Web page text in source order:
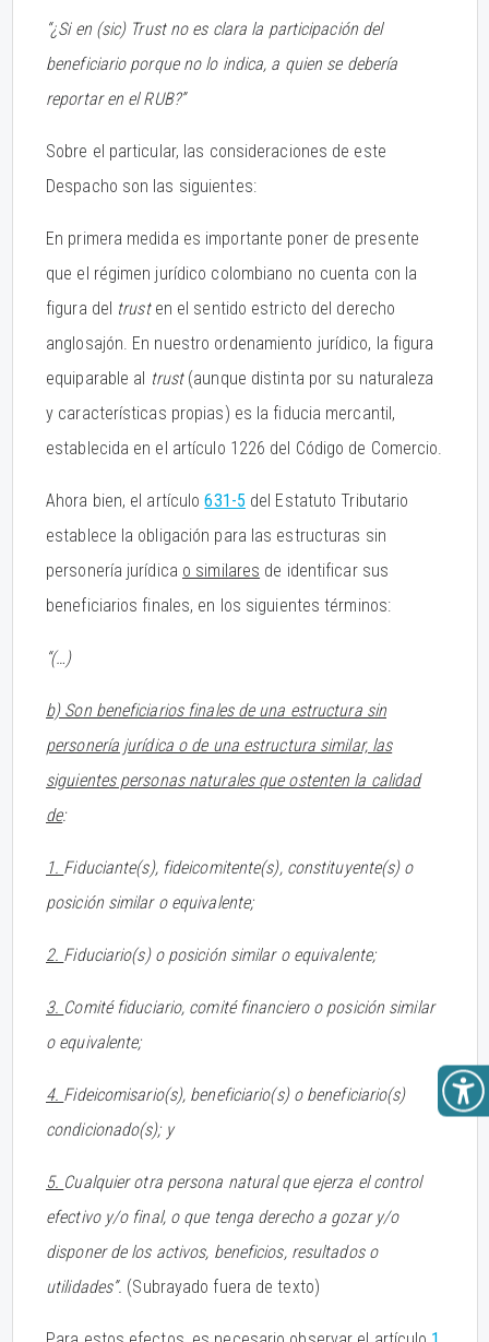
“¿Si en (sic) Trust no es clara la participación del
beneficiario porque no lo indica, a quien se debería
reportar en el RUB?”
Sobre el particular, las consideraciones de este
Despacho son las siguientes:
En primera medida es importante poner de presente
que el régimen jurídico colombiano no cuenta con la
figura del trust en el sentido estricto del derecho
anglosajón. En nuestro ordenamiento jurídico, la figura
equiparable al trust (aunque distinta por su naturaleza
y características propias) es la fiducia mercantil,
establecida en el artículo 1226 del Código de Comercio.
Ahora bien, el artículo631-5 del Estatuto Tributario
establece la obligación para las estructuras sin
personería jurídica o similares de identificar sus
beneficiarios finales, en los siguientes términos:
“(…)
b) Son beneficiarios finales de una estructura sin
personería jurídica o de una estructura similar, las
siguientes personas naturales que ostenten la calidad
de:
1. Fiduciante(s), fideicomitente(s), constituyente(s) o
posición similar o equivalente;
2. Fiduciario(s) o posición similar o equivalente;
3. Comité fiduciario, comité financiero o posición similar
o equivalente;
4. Fideicomisario(s), beneficiario(s) o beneficiario(s)
condicionado(s); y
5. Cualquier otra persona natural que ejerza el control
efectivo y/o final, o que tenga derecho a gozar y/o
disponer de los activos, beneficios, resultados o
utilidades”. (Subrayado fuera de texto)